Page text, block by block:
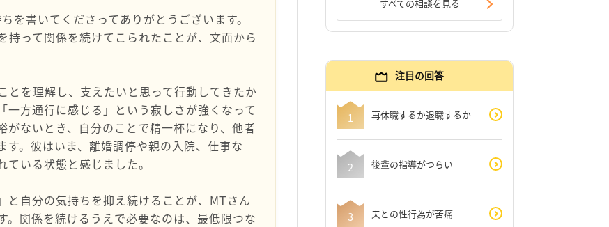
を書いてくださってありがとうございます。
持って関係を続けてこられたことが、文面から
とを理解し、支えたいと思って行動してきたか
一方通行に感じる」という寂しさが強くなって
がないとき、自分のことで精一杯になり、他者
。彼はいま、離婚調停や親の入院、仕事な
いる状態と感じました。
と自分の気持ちを抑え続けることが、MTさん
。関係を続けるうえで必要なのは、最低限つな
すべての相談を見る
注目の回答
再休職するか退職するか
後輩の指導がつらい
夫との性行為が苦痛